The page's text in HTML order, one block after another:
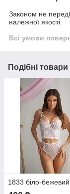
Законом не
належної якості
Всі умови
Подібні товари
1833 біло-бежевий